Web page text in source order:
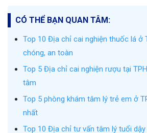
CÓ THỂ BẠN QUAN TÂM:
Top 10 Địa chỉ cai nghiện thuốc lá ở
chóng, an toàn
Top 5 Địa chỉ cai nghiện rượu tại
tâm
Top 5 phòng khám tâm lý trẻ em ở
nhất
Top 10 Địa chỉ tư vấn tâm lý tuổi